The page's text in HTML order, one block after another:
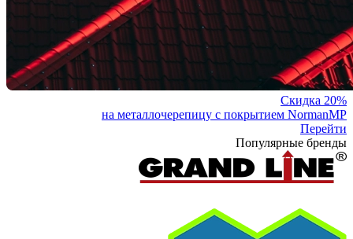
Скидка 20%
на металлочерепицу с покрытием NormanMP
Перейти
Популярные бренды